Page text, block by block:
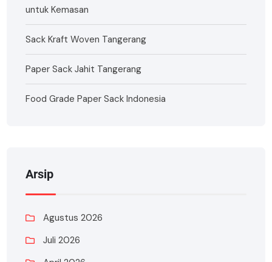
untuk Kemasan
Sack Kraft Woven Tangerang
Paper Sack Jahit Tangerang
Food Grade Paper Sack Indonesia
Arsip
Agustus 2026
Juli 2026